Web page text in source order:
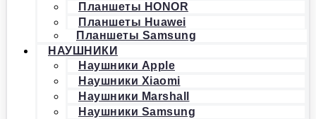
Планшеты HONOR
Планшеты Huawei
Планшеты Samsung
НАУШНИКИ
Наушники Apple
Наушники Xiaomi
Наушники Marshall
Наушники Samsung